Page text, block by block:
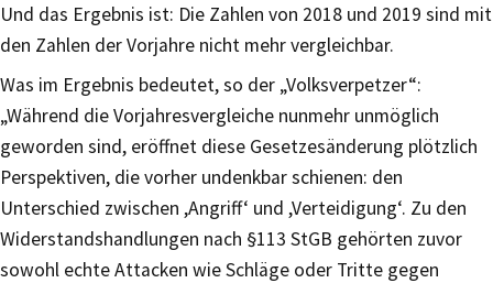
Und das Ergebnis ist: Die Zahlen von 2018 und 2019 sind mit
den Zahlen der Vorjahre nicht mehr vergleichbar.
Was im Ergebnis bedeutet, so der „Volksverpetzer“:
„Während die Vorjahresvergleiche nunmehr unmöglich
geworden sind, eröffnet diese Gesetzesänderung plötzlich
Perspektiven, die vorher undenkbar schienen: den
Unterschied zwischen ,Angriff‘ und ,Verteidigung‘. Zu den
Widerstandshandlungen nach §113 StGB gehörten zuvor
sowohl echte Attacken wie Schläge oder Tritte gegen